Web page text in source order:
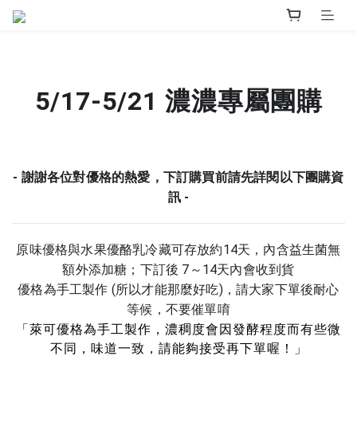
5/17-5/21 濃濃專屬團購
- 謝謝各位對優格的熱愛，下訂購買前請先詳閱以下團購資
訊 -
原味優格與水果優酪乳冷藏可存放約14天，內含益生菌無
額外添加糖； 下訂後 7～14天內會收到貨
優格為手工製作 (所以才能那麼好吃)，請大家下單後耐心
等候，不要催單唷
「萊可優格為手工製作，濃稠度會因發酵程度而有些微
不同，味道一致，請能夠接受再下單喔！」